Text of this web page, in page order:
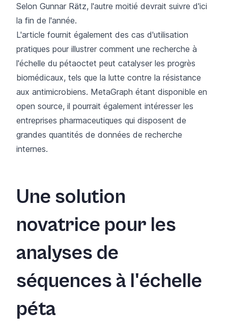
Selon Gunnar Rätz, l'autre moitié devrait suivre d'ici
la fin de l'année.
L'article fournit également des cas d'utilisation
pratiques pour illustrer comment une recherche à
l'échelle du pétaoctet peut catalyser les progrès
biomédicaux, tels que la lutte contre la résistance
aux antimicrobiens. MetaGraph étant disponible en
open source, il pourrait également intéresser les
entreprises pharmaceutiques qui disposent de
grandes quantités de données de recherche
internes.
Une solution
novatrice pour les
analyses de
séquences à l'échelle
péta